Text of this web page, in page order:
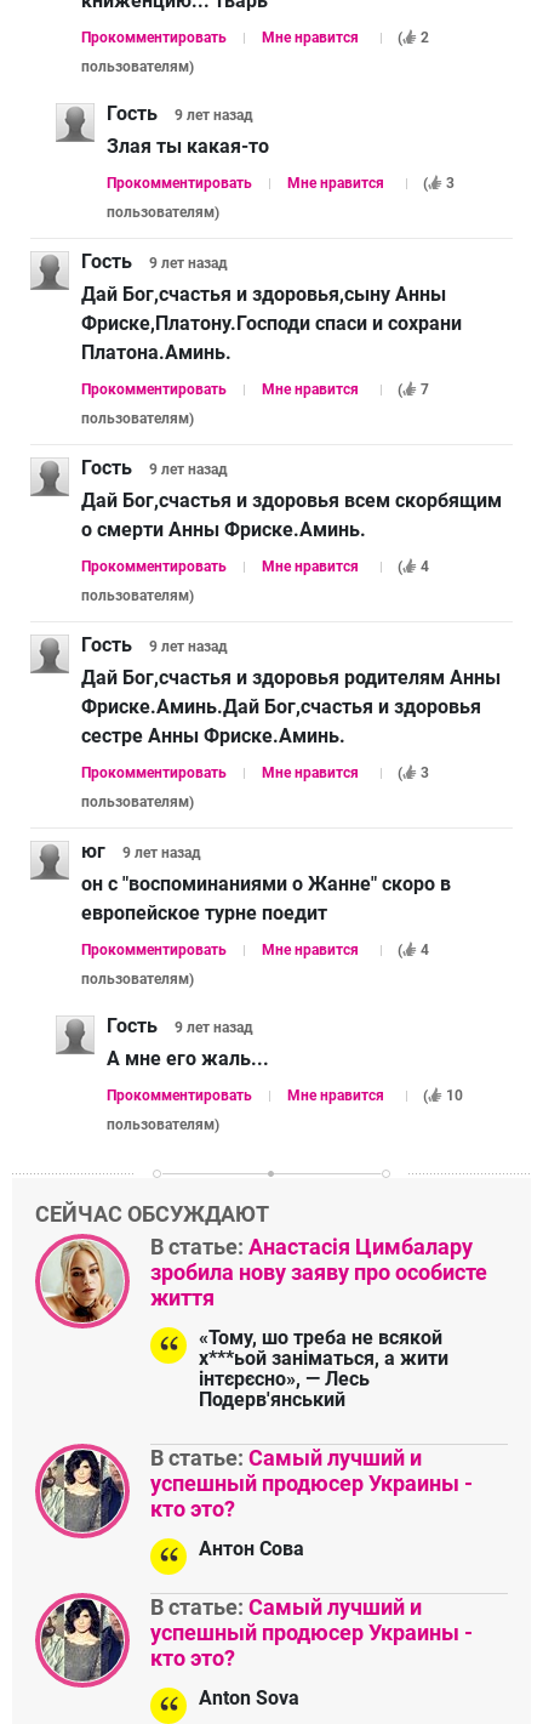
Прокомментировать Мне нравится (
2
пользователям)
Гость 9 лет назад
Злая ты какая-то
Прокомментировать Мне нравится (
3
пользователям)
Гость 9 лет назад
Дай Бог,счастья и здоровья,сыну Анны
Фриске,Платону.Господи спаси и сохрани
Платона.Аминь.
Прокомментировать Мне нравится (
7
пользователям)
Гость 9 лет назад
Дай Бог,счастья и здоровья всем скорбящим
о смерти Анны Фриске.Аминь.
Прокомментировать Мне нравится (
4
пользователям)
Гость 9 лет назад
Дай Бог,счастья и здоровья родителям Анны
Фриске.Аминь.Дай Бог,счастья и здоровья
сестре Анны Фриске.Аминь.
Прокомментировать Мне нравится (
3
пользователям)
юг 9 лет назад
он с "воспоминаниями о Жанне" скоро в
европейское турне поедит
Прокомментировать Мне нравится (
4
пользователям)
Гость 9 лет назад
А мне его жаль...
Прокомментировать Мне нравится (
10
пользователям)
СЕЙЧАС ОБСУЖДАЮТ
В статье: Анастасія Цимбалару
зробила нову заяву про особисте
життя
«Тому, шо треба не всякой
х***ьой заніматься, а жити
інтєрєсно», — Лесь
Подерв'янський
В статье: Самый лучший и
успешный продюсер Украины -
кто это?
Антон Сова
В статье: Самый лучший и
успешный продюсер Украины -
кто это?
Anton Sova